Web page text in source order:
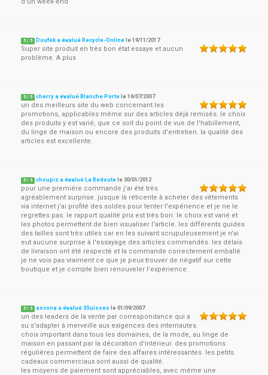
5 / 5 Doufek a évalué Recycle-Online le19/11/2017
Super site produit en très bon état essaye et aucun
problème. A plus
5 / 5 cherry a évalué Blanche Porte le16/07/2007
un des meilleurs site du web concernant les
promotions, applicables même sur des articles déjà remisés. le choix
des produits y est varié, que ce soit du point de vue de l'habillement,
du linge de maison ou encore des produits d'entretien. la qualité des
articles est excellente.
5 / 5 choupiz a évalué La Redoute le30/01/2012
pour une première commande j'ai été très
agréablement surprise. jusque là réticente à acheter des vêtements
via internet j'ai profité des soldes pour tenter l'expérience et je ne le
regrettes pas. le rapport qualité prix est très bon. le choix est varié et
les photos permettent de bien visualiser l'article. les différents guides
des tailles sont très utiles car en les suivant scrupuleusement je n'ai
eut aucune surprise à l'essayage des articles commandés. les délais
de livraison ont été respecté et la commande correctement emballé.
je ne vois pas vraiment ce que je peux trouver de négatif sur cette
boutique et je compte bien renouveler l'expérience.
5 / 5 ascona a évalué 3Suisses le01/09/2007
un des leaders de la vente par correspondance qui a
su s'adapter à merveille aux exigences des internautes.
choix important dans tous les domaines, de la mode, au linge de
maison en passant par la décoration d'intérieur. des promotions
régulières permettent de faire des affaires intéressantes. les petits
cadeaux commerciaux sont aussi de qualité.
les moyens de paiement sont appréciables, avec même une